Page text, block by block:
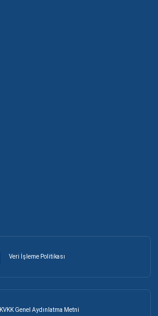
Veri İşleme Politikası
KVKK Genel Aydınlatma Metni